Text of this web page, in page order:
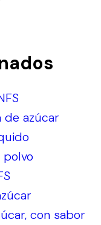
azúcar
polvo
con sabor